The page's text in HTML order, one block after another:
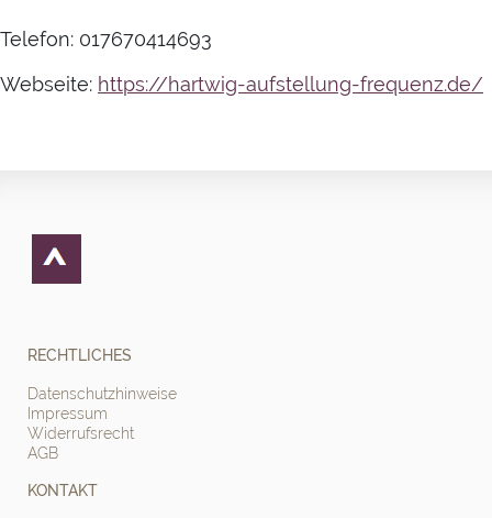
Telefon: 017670414693
Webseite: https://hartwig-aufstellung-frequenz.de/
RECHTLICHES
Datenschutzhinweise
Impressum
Widerrufsrecht
AGB
KONTAKT